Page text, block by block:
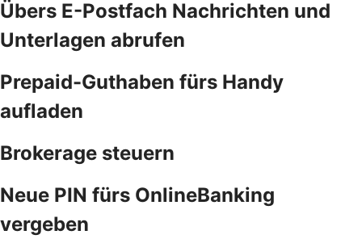
Übers E-Postfach Nachrichten und
Unterlagen abrufen
Prepaid-Guthaben fürs Handy
aufladen
Brokerage steuern
Neue PIN fürs OnlineBanking
vergeben